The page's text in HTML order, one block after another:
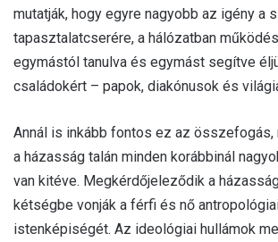
mutatják, hogy egyre nagyobb az igény a
tapasztalatcserére, a hálózatban
egymástól tanulva és egymást segítve
családokért – papok, diakónusok és
Annál is inkább fontos ez az összefogás,
a házasság talán minden korábbinál
van kitéve. Megkérdőjeleződik a
kétségbe vonják a férfi és nő
istenképiségét. Az ideológiai hullámok